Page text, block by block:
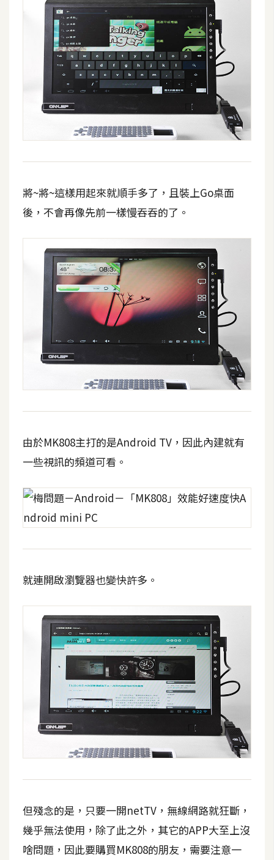
將~將~這樣用起來就順手多了，且裝上Go桌面
後，不會再像先前一樣慢吞吞的了。
由於MK808主打的是Android TV，因此內建就有
一些視訊的頻道可看。
就連開啟瀏覽器也變快許多。
但殘念的是，只要一開netTV，無線網路就狂斷，
幾乎無法使用，除了此之外，其它的APP大至上沒
啥問題，因此要購買MK808的朋友，需要注意一